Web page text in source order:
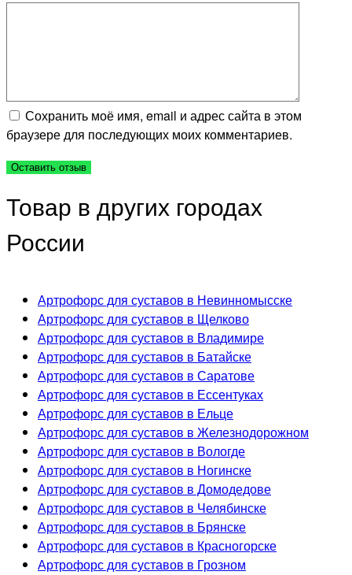
Сохранить моё имя, email и адрес сайта в этом
браузере для последующих моих комментариев.
Товар в других городах
России
Артрофорс для суставов в Невинномысске
Артрофорс для суставов в Щелково
Артрофорс для суставов в Владимире
Артрофорс для суставов в Батайске
Артрофорс для суставов в Саратове
Артрофорс для суставов в Ессентуках
Артрофорс для суставов в Ельце
Артрофорс для суставов в Железнодорожном
Артрофорс для суставов в Вологде
Артрофорс для суставов в Ногинске
Артрофорс для суставов в Домодедове
Артрофорс для суставов в Челябинске
Артрофорс для суставов в Брянске
Артрофорс для суставов в Красногорске
Артрофорс для суставов в Грозном